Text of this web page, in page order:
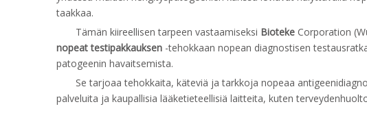
taakkaa.
Tämän kiireellisen tarpeen vastaamiseksi Bioteke Corporation
nopeat testipakkauksen -tehokkaan nopean diagnostisen
patogeenin havaitsemista.
Se tarjoaa tehokkaita, käteviä ja tarkkoja nopeaa
palveluita ja kaupallisia lääketieteellisiä laitteita, kuten